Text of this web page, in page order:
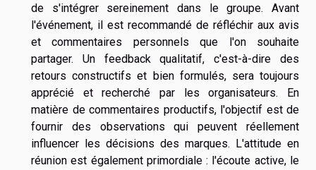
de s'intégrer sereinement dans le groupe. Avant
l'événement, il est recommandé de réfléchir aux avis
et commentaires personnels que l'on souhaite
partager. Un feedback qualitatif, c'est-à-dire des
retours constructifs et bien formulés, sera toujours
apprécié et recherché par les organisateurs. En
matière de commentaires productifs, l'objectif est de
fournir des observations qui peuvent réellement
influencer les décisions des marques. L'attitude en
réunion est également primordiale : l'écoute active, le